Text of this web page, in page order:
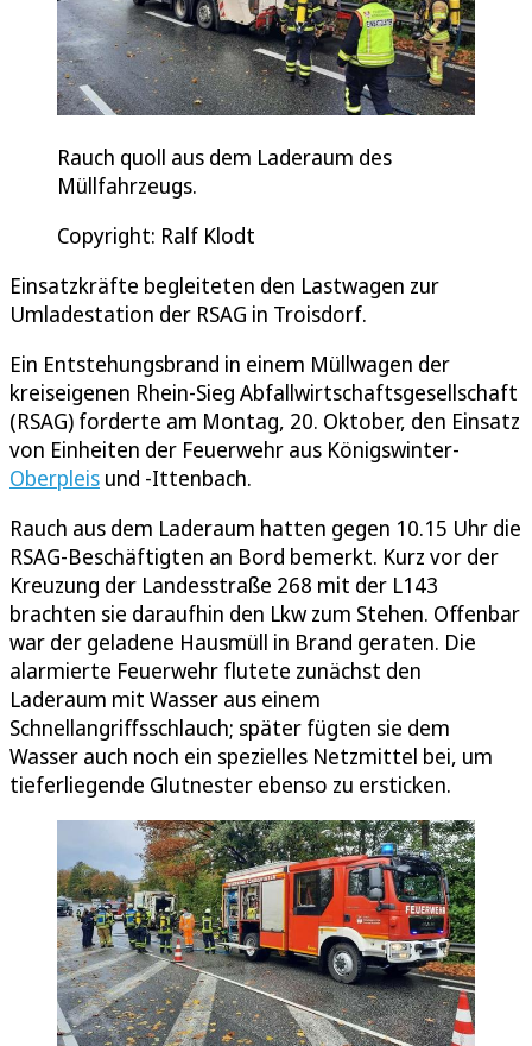
Rauch quoll aus dem Laderaum des
Müllfahrzeugs.
Copyright: Ralf Klodt
Einsatzkräfte begleiteten den Lastwagen zur
Umladestation der RSAG in Troisdorf.
Ein Entstehungsbrand in einem Müllwagen der
kreiseigenen Rhein-Sieg Abfallwirtschaftsgesellschaft
(RSAG) forderte am Montag, 20. Oktober, den Einsatz
von Einheiten der Feuerwehr aus Königswinter-
Oberpleis und -Ittenbach.
Rauch aus dem Laderaum hatten gegen 10.15 Uhr die
RSAG-Beschäftigten an Bord bemerkt. Kurz vor der
Kreuzung der Landesstraße 268 mit der L143
brachten sie daraufhin den Lkw zum Stehen. Offenbar
war der geladene Hausmüll in Brand geraten. Die
alarmierte Feuerwehr flutete zunächst den
Laderaum mit Wasser aus einem
Schnellangriffsschlauch; später fügten sie dem
Wasser auch noch ein spezielles Netzmittel bei, um
tieferliegende Glutnester ebenso zu ersticken.